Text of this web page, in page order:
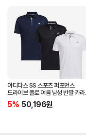
아디다스 SS 스포츠 퍼포먼스
드라이브 폴로 여름 남성 반팔 카라
티셔츠 IA5447 IA5448 IA5446
5% 50,196원